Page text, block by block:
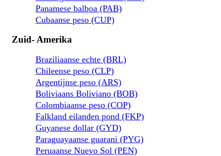
Panamese balboa (PAB)
Cubaanse peso (CUP)
Zuid- Amerika
Braziliaanse echte (BRL)
Chileense peso (CLP)
Argentijnse peso (ARS)
Boliviaans Boliviano (BOB)
Colombiaanse peso (COP)
Falkland eilanden pond (FKP)
Guyanese dollar (GYD)
Paraguayaanse guarani (PYG)
Peruaanse Nuevo Sol (PEN)